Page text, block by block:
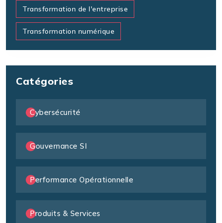
Transformation de l'entreprise
Transformation numérique
Catégories
Cybersécurité
Gouvernance SI
Performance Opérationnelle
Produits & Services